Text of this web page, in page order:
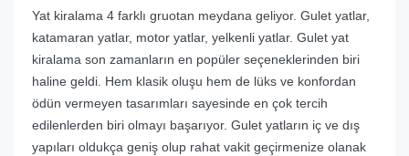
Yat kiralama 4 farklı gruotan meydana geliyor. Gulet yatlar,
katamaran yatlar, motor yatlar, yelkenli yatlar. Gulet yat
kiralama son zamanların en popüler seçeneklerinden biri
haline geldi. Hem klasik oluşu hem de lüks ve konfordan
ödün vermeyen tasarımları sayesinde en çok tercih
edilenlerden biri olmayı başarıyor. Gulet yatların iç ve dış
yapıları oldukça geniş olup rahat vakit geçirmenize olanak